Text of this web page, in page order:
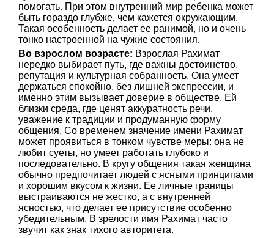
помогать. При этом внутренний мир ребенка может
быть гораздо глубже, чем кажется окружающим.
Такая особенность делает ее ранимой, но и очень
тонко настроенной на чужие состояния.
Во взрослом возрасте: Взрослая Рахимат
нередко выбирает путь, где важны достоинство,
репутация и культурная собранность. Она умеет
держаться спокойно, без лишней экспрессии, и
именно этим вызывает доверие в обществе. Ей
близки среда, где ценят аккуратность речи,
уважение к традиции и продуманную форму
общения. Со временем значение имени Рахимат
может проявиться в тонком чувстве меры: она не
любит суеты, но умеет работать глубоко и
последовательно. В кругу общения такая женщина
обычно предпочитает людей с ясными принципами
и хорошим вкусом к жизни. Ее личные границы
выстраиваются не жестко, а с внутренней
ясностью, что делает ее присутствие особенно
убедительным. В зрелости имя Рахимат часто
звучит как знак тихого авторитета.